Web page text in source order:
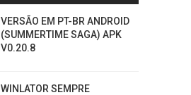
VERSÃO EM PT-BR ANDROID
(SUMMERTIME SAGA) APK
V0.20.8
WINLATOR SEMPRE